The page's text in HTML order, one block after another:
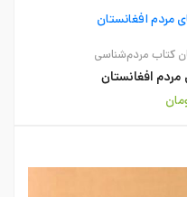
کتاب مردم‌شناسی
مردم افغانستان